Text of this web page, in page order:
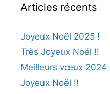
Articles récents
Joyeux Noël 2025 !
Très Joyeux Noël !!
Meilleurs vœux 2024
Joyeux Noël !!